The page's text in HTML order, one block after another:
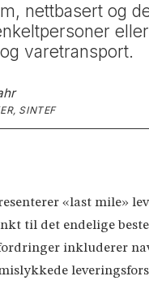
nettbasert og
varetransport.
SINTEF
«last mile»
til det endelige
inkluderer